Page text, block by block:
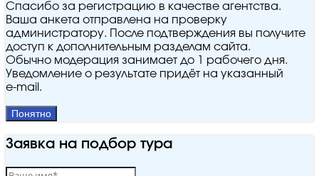
Спасибо за регистрацию в качестве агентства.
Ваша анкета отправлена на проверку
администратору. После подтверждения вы получите
доступ к дополнительным разделам сайта.
Обычно модерация занимает до 1 рабочего дня.
Уведомление о результате придёт на указанный
e‑mail.
Понятно
Заявка на подбор тура